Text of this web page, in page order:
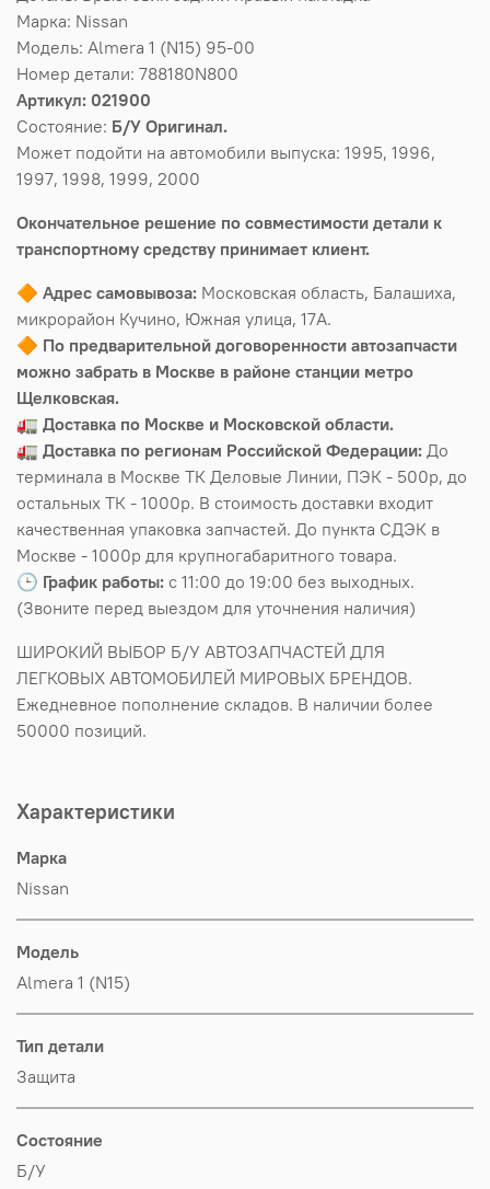
Марка: Nissan
Модель: Almera 1 (N15) 95-00
Номер детали: 788180N800
Артикул: 021900
Состояние: Б/У Оригинал.
Может подойти на автомобили выпуска: 1995, 1996,
1997, 1998, 1999, 2000
Окончательное решение по совместимости детали к
транспортному средству принимает клиент.
🔶 Адрес самовывоза: Московская область, Балашиха,
микрорайон Кучино, Южная улица, 17А.
🔶 По предварительной договоренности автозапчасти
можно забрать в Москве в районе станции метро
Щелковская.
🚛 Доставка по Москве и Московской области.
🚛 Доставка по регионам Российской Федерации: До
терминала в Москве ТК Деловые Линии, ПЭК - 500р, до
остальных ТК - 1000р. В стоимость доставки входит
качественная упаковка запчастей. До пункта СДЭК в
Москве - 1000р для крупногабаритного товара.
🕒 График работы: с 11:00 до 19:00 без выходных.
(Звоните перед выездом для уточнения наличия)
ШИРОКИЙ ВЫБОР Б/У АВТОЗАПЧАСТЕЙ ДЛЯ
ЛЕГКОВЫХ АВТОМОБИЛЕЙ МИРОВЫХ БРЕНДОВ.
Ежедневное пополнение складов. В наличии более
50000 позиций.
Характеристики
Марка
Nissan
Модель
Almera 1 (N15)
Тип детали
Защита
Состояние
Б/У